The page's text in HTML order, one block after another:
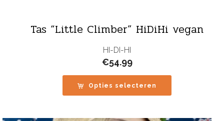
Tas “Little Climber” HiDiHi vegan
HI-DI-HI
€54.99
Opties selecteren